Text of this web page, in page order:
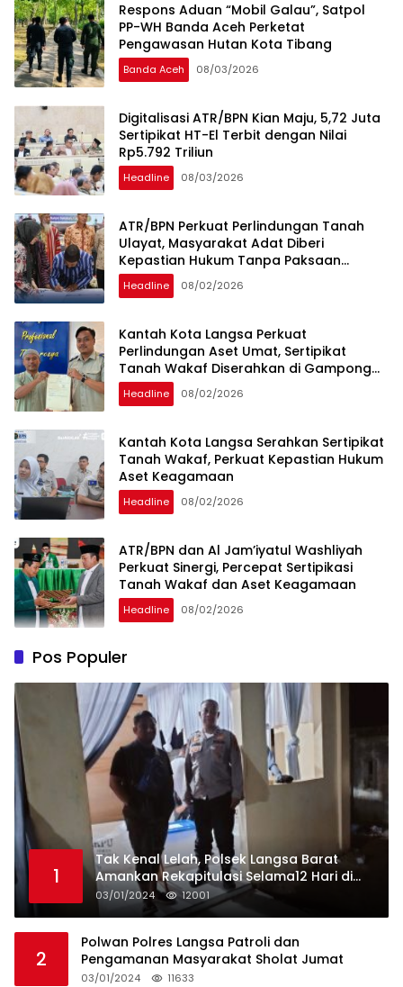
Respons Aduan “Mobil Galau”, Satpol
PP-WH Banda Aceh Perketat
Pengawasan Hutan Kota Tibang
Banda Aceh 08/03/2026
Digitalisasi ATR/BPN Kian Maju, 5,72 Juta
Sertipikat HT-El Terbit dengan Nilai
Rp5.792 Triliun
Headline 08/03/2026
ATR/BPN Perkuat Perlindungan Tanah
Ulayat, Masyarakat Adat Diberi
Kepastian Hukum Tanpa Paksaan
Sertipikasi
Headline 08/02/2026
Kantah Kota Langsa Perkuat
Perlindungan Aset Umat, Sertipikat
Tanah Wakaf Diserahkan di Gampong
Karang Anyar
Headline 08/02/2026
Kantah Kota Langsa Serahkan Sertipikat
Tanah Wakaf, Perkuat Kepastian Hukum
Aset Keagamaan
Headline 08/02/2026
ATR/BPN dan Al Jam’iyatul Washliyah
Perkuat Sinergi, Percepat Sertipikasi
Tanah Wakaf dan Aset Keagamaan
Headline 08/02/2026
Pos Populer
1
Tak Kenal Lelah, Polsek Langsa Barat
Amankan Rekapitulasi Selama12 Hari di
Kecamatan Baro
03/01/2024 12001
2
Polwan Polres Langsa Patroli dan
Pengamanan Masyarakat Sholat Jumat
03/01/2024 11633